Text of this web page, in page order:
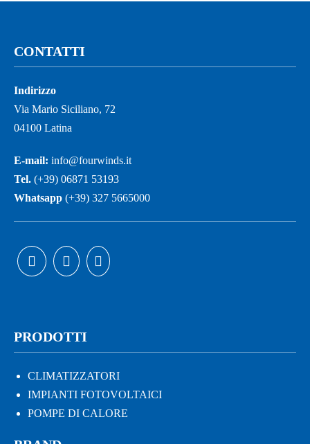
CONTATTI
Indirizzo
Via Mario Siciliano, 72
04100 Latina
E-mail: info@fourwinds.it
Tel. (+39) 06871 53193
Whatsapp (+39) 327 5665000
PRODOTTI
CLIMATIZZATORI
IMPIANTI FOTOVOLTAICI
POMPE DI CALORE